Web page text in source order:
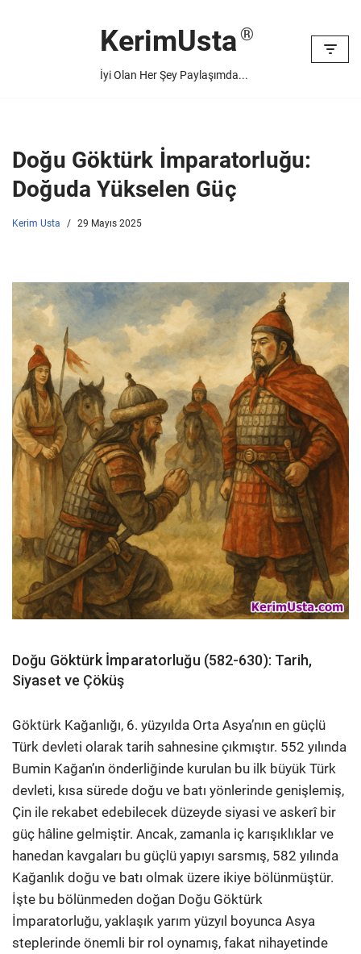
KerimUsta
İyi Olan Her Şey Paylaşımda...
Doğu Göktürk İmparatorluğu:
Doğuda Yükselen Güç
Kerim Usta 29 Mayıs 2025
Doğu Göktürk İmparatorluğu (582-630): Tarih,
Siyaset ve Çöküş
Göktürk Kağanlığı, 6. yüzyılda Orta Asya’nın en güçlü
Türk devleti olarak tarih sahnesine çıkmıştır. 552 yılında
Bumin Kağan’ın önderliğinde kurulan bu ilk büyük Türk
devleti, kısa sürede doğu ve batı yönlerinde genişlemiş,
Çin ile rekabet edebilecek düzeyde siyasi ve askerî bir
güç hâline gelmiştir. Ancak, zamanla iç karışıklıklar ve
hanedan kavgaları bu güçlü yapıyı sarsmış, 582 yılında
Kağanlık doğu ve batı olmak üzere ikiye bölünmüştür.
İşte bu bölünmeden doğan Doğu Göktürk
İmparatorluğu, yaklaşık yarım yüzyıl boyunca Asya
steplerinde önemli bir rol oynamış, fakat nihayetinde